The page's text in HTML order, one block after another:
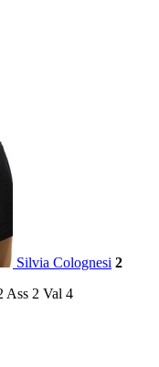
Silvia Colognesi 2
Ass 2 Val 4